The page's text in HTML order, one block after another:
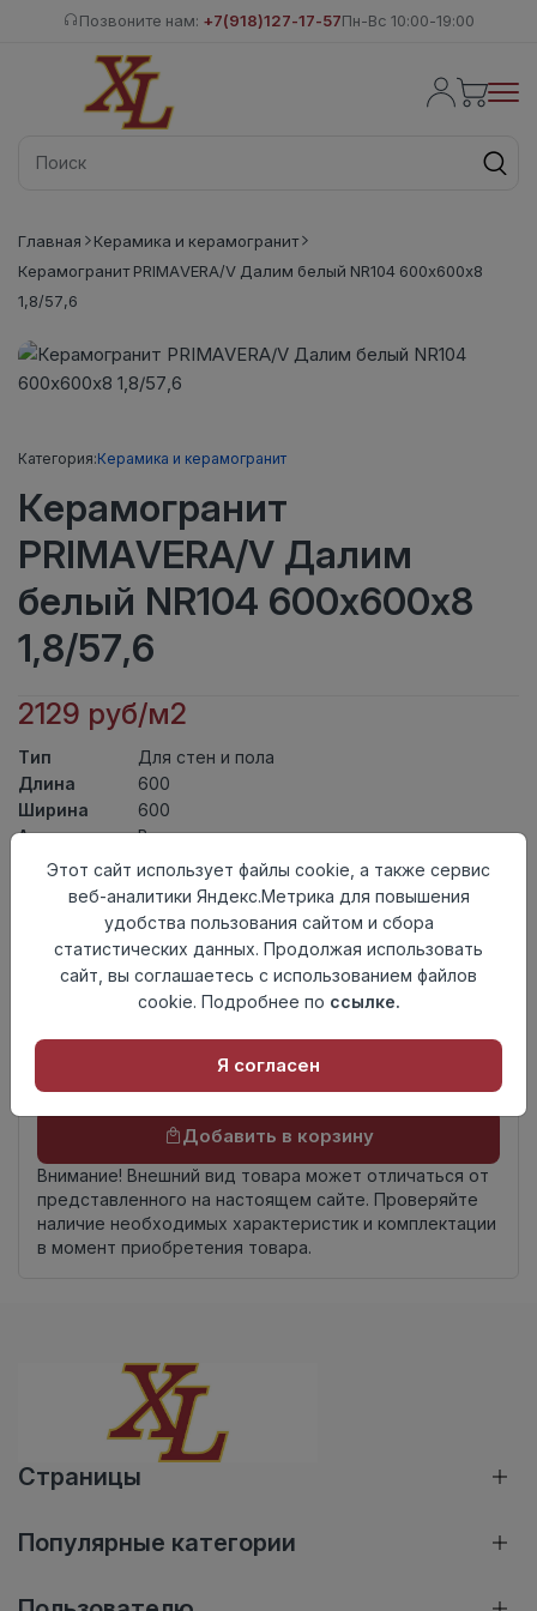
Позвоните нам: +7(918)127-17-57Пн-Вс 10:00-19:00
Главная
Керамика и керамогранит
Керамогранит PRIMAVERA/V Далим белый NR104 600х600х8
1,8/57,6
Категория:Керамика и керамогранит
Керамогранит
PRIMAVERA/V Далим
белый NR104 600х600х8
1,8/57,6
2129 руб/м2
Тип
Для стен и пола
Длина
600
Ширина
600
АктуальностьВыведен из ассортимента
Товарная
группа
Керамогранит
8
Поверхность матовая
Страна
происхождения
Россия
комплекта
Осталось805 шт
Добавить в корзину
Внимание! Внешний вид товара может отличаться от
представленного на настоящем сайте. Проверяйте
наличие необходимых характеристик и комплектации
в момент приобретения товара.
Страницы
Популярные категории
Этот сайт использует файлы cookie, а также сервис
веб-аналитики Яндекс.Метрика для повышения
удобства пользования сайтом и сбора
статистических данных. Продолжая использовать
сайт, вы соглашаетесь с использованием файлов
cookie. Подробнее по ссылке.
Я согласен